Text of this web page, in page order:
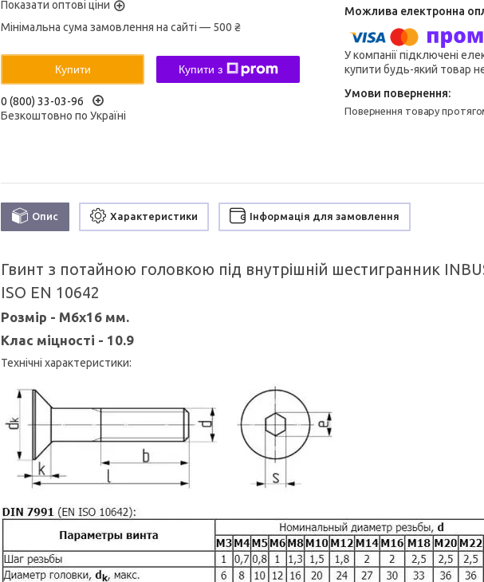
Показати оптові ціни
Мінімальна сума замовлення на сайті — 500 ₴
Купити Купити з
0 (800) 33-03-96
Безкоштовно по Україні
У компанії підключені
купити будь-який товар
повернення товару
Опис Характеристики Інформація для замовлення
Гвинт з потайною головкою під внутрішній шестигранник
ISO EN 10642
Розмір - М6х16 мм.
Клас міцності - 10.9
Технічні характеристики: